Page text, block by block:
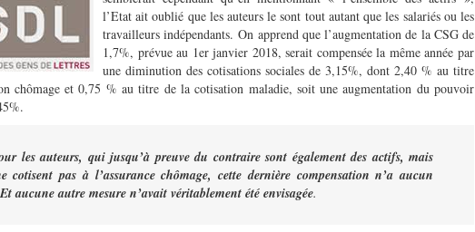
l’Etat ait oublié que les auteurs le sont tout autant que les salariés ou les
travailleurs indépendants. On apprend que l’augmentation de la CSG de
1,7%, prévue au 1erjanvier 2018, serait compensée la même année par
une diminution des cotisations sociales de 3,15%, dont 2,40 % au titre
chômage et 0,75 % au titre de la cotisation maladie, soit une augmentation du pouvoir
les auteurs, qui jusqu’à preuve du contraire sont également des actifs, mais
cotisent pas à l’assurance chômage, cette dernière compensation n’a aucun
aucune autre mesure n’avait véritablement été envisagée.